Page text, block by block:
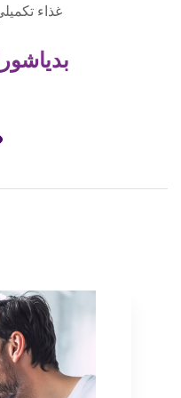
بدياشور